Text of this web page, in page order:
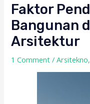
Faktor
Bangunan
Arsitektur
1 Comment /Arsitekno,